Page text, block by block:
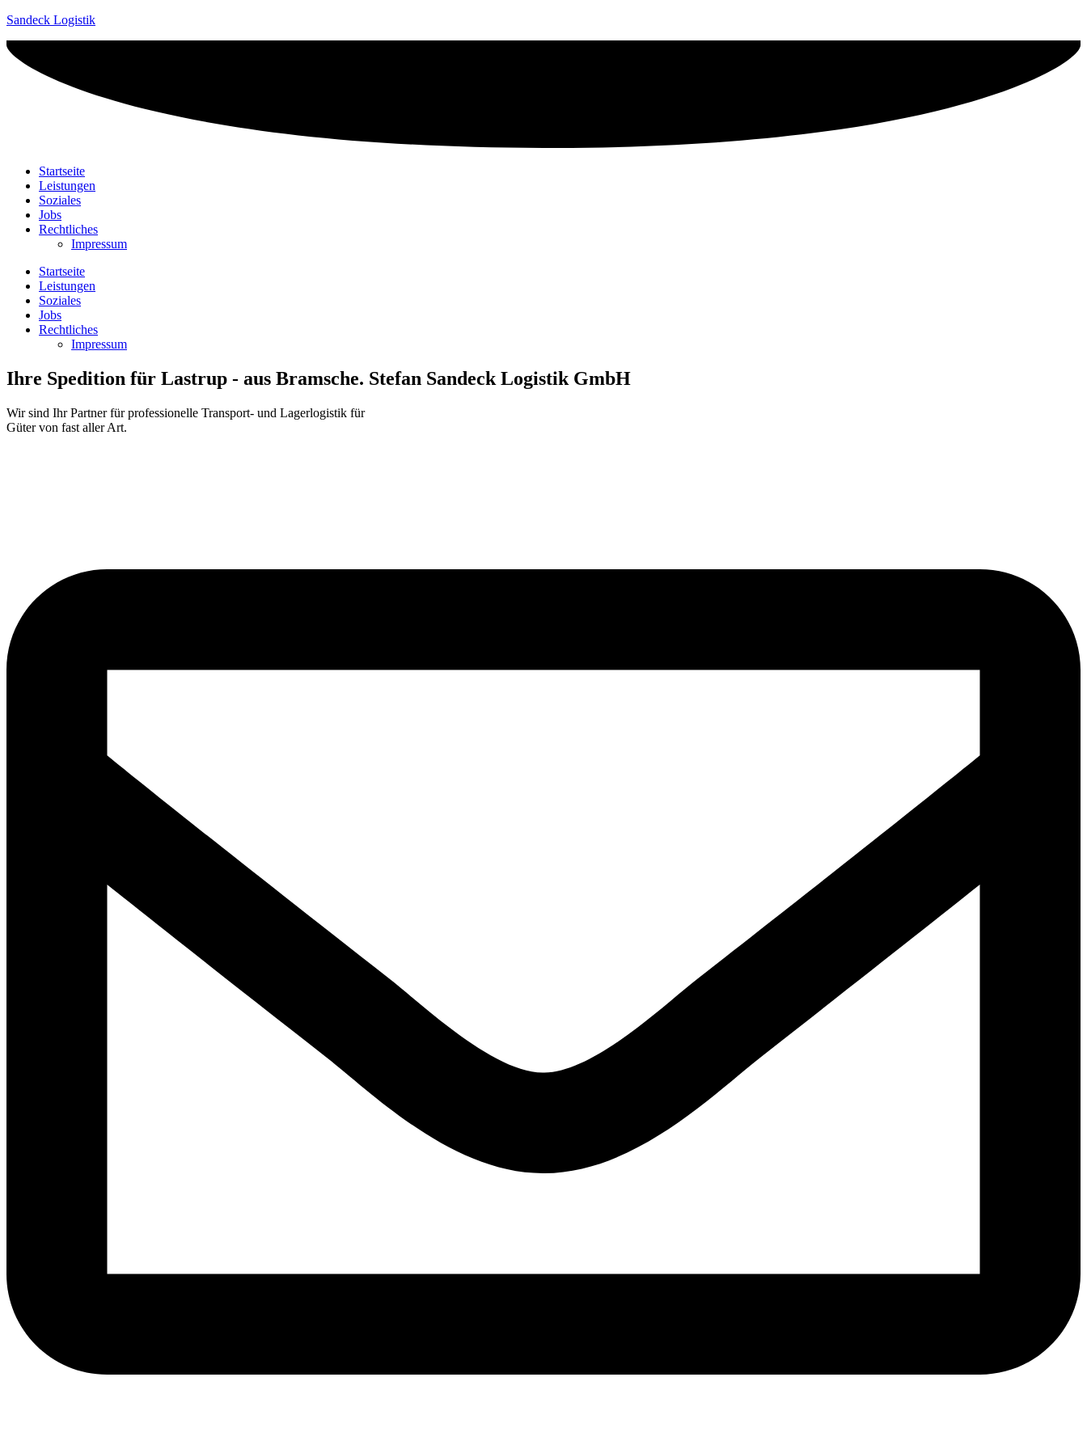
Sandeck Logistik
Startseite
Leistungen
Soziales
Jobs
Rechtliches
Impressum
Startseite
Leistungen
Soziales
Jobs
Rechtliches
Impressum
Ihre Spedition für Lastrup - aus Bramsche. Stefan Sandeck Logistik GmbH
Wir sind Ihr Partner für professionelle Transport- und Lagerlogistik für
Güter von fast aller Art.